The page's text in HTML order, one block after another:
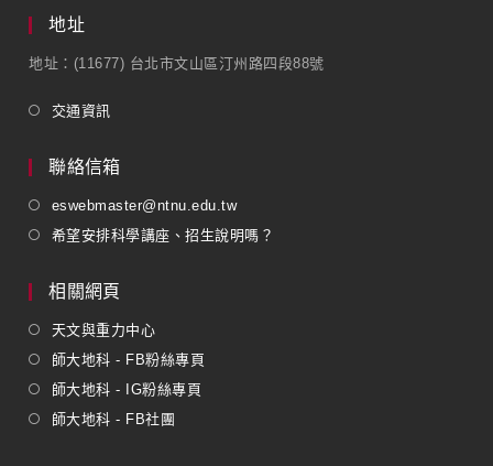
地址
地址：(11677) 台北市文山區汀州路四段88號
交通資訊
聯絡信箱
eswebmaster@ntnu.edu.tw
希望安排科學講座、招生說明嗎？
相關網頁
天文與重力中心
師大地科 - FB粉絲專頁
師大地科 - IG粉絲專頁
師大地科 - FB社團